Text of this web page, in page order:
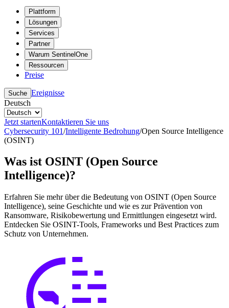
Plattform
Lösungen
Services
Partner
Warum SentinelOne
Ressourcen
Preise
Suche Ereignisse
Deutsch
Jetzt startenKontaktieren Sie uns
Cybersecurity 101/Intelligente Bedrohung/Open Source Intelligence
(OSINT)
Was ist OSINT (Open Source
Intelligence)?
Erfahren Sie mehr über die Bedeutung von OSINT (Open Source
Intelligence), seine Geschichte und wie es zur Prävention von
Ransomware, Risikobewertung und Ermittlungen eingesetzt wird.
Entdecken Sie OSINT-Tools, Frameworks und Best Practices zum
Schutz von Unternehmen.